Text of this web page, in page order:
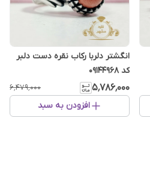
انگشتر دلربا رکاب نقره دست دلبر
کد ۰۹۱۴۴۹۶۸
۵٬۷۸۶٬۰۰۰ ۶٬۴۷۹٬۰۰۰
افزودن به سبد